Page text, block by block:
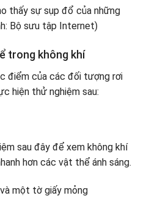
trong không khí
điểm của các đối tượng rơi
hiện thử nghiệm sau:
sau đây để xem không khí
hơn các vật thể ánh sáng.
một tờ giấy mỏng